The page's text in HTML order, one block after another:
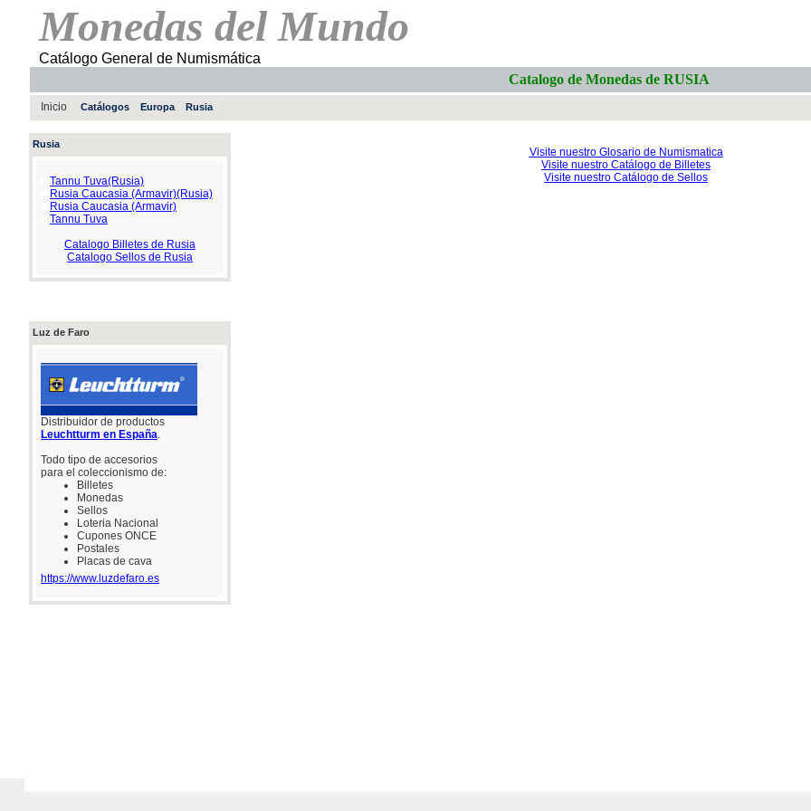
Monedas del Mundo
Catálogo General de Numismática
Catalogo de Monedas de RUSIA
Inicio Catálogos Europa Rusia
Rusia
Tannu Tuva(Rusia)
Rusia Caucasia (Armavir)(Rusia)
Rusia Caucasia (Armavir)
Tannu Tuva
Catalogo Billetes de Rusia
Catalogo Sellos de Rusia
Luz de Faro
Distribuidor de productos
Leuchtturm en España.
Todo tipo de accesorios
para el coleccionismo de:
Billetes
Monedas
Sellos
Loteria Nacional
Cupones ONCE
Postales
Placas de cava
https://www.luzdefaro.es
Visite nuestro Glosario de Numismatica
Visite nuestro Catálogo de Billetes
Visite nuestro Catálogo de Sellos